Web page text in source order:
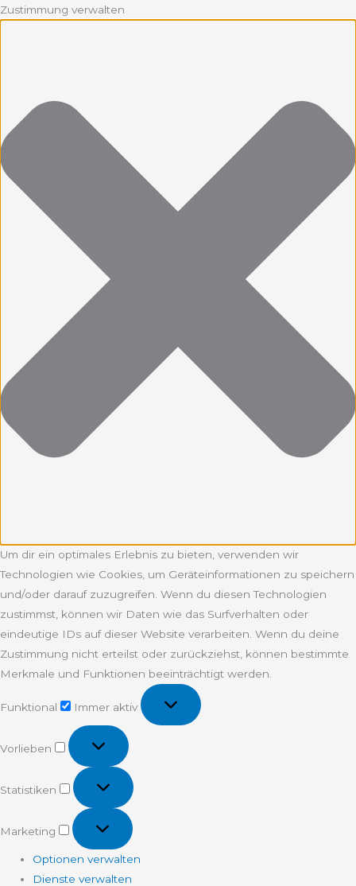
Zustimmung verwalten
Um dir ein optimales Erlebnis zu bieten, verwenden wir
Technologien wie Cookies, um Geräteinformationen zu speichern
und/oder darauf zuzugreifen. Wenn du diesen Technologien
zustimmst, können wir Daten wie das Surfverhalten oder
eindeutige IDs auf dieser Website verarbeiten. Wenn du deine
Zustimmung nicht erteilst oder zurückziehst, können bestimmte
Merkmale und Funktionen beeinträchtigt werden.
Funktional
Immer aktiv
Vorlieben
Vorlieben
Statistiken
Statistiken
Marketing
Marketing
Optionen verwalten
Dienste verwalten